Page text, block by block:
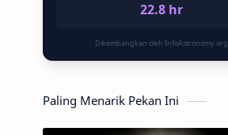
22.8 hr
Dikembangkan oleh InfoAstronomy.org
Paling Menarik Pekan Ini